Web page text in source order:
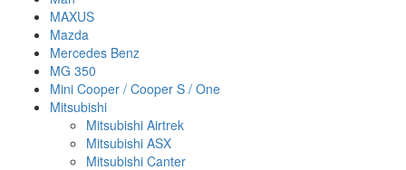
MAXUS
Mazda
Mercedes Benz
MG 350
Mini Cooper / Cooper S / One
Mitsubishi
Mitsubishi Airtrek
Mitsubishi ASX
Mitsubishi Canter